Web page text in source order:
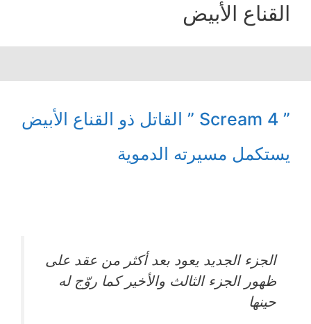
القناع الأبيض
” Scream 4 ” القاتل ذو القناع الأبيض
يستكمل مسيرته الدموية
الجزء الجديد يعود بعد أكثر من عقد على
ظهور الجزء الثالث والأخير كما روّج له
حينها